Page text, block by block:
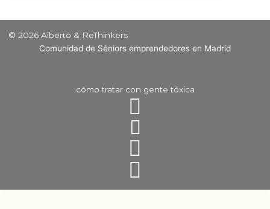
© 2026 Alberto & ReThinkers
Comunidad de Séniors emprendedores en Madrid
cómo tratar con gente tóxica